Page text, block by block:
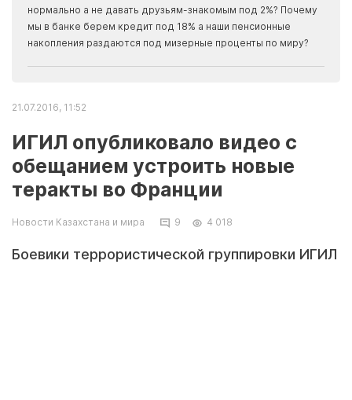
нормально а не давать друзьям-знакомым под 2%? Почему
мы в банке берем кредит под 18% а наши пенсионные
накопления раздаются под мизерные проценты по миру?
21.07.2016, 11:52
ИГИЛ опубликовало видео с
обещанием устроить новые
теракты во Франции
Новости Казахстана и мира 9 4 018
Боевики террористической группировки ИГИЛ